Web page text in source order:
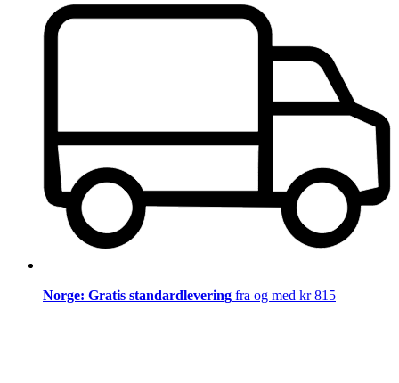
Norge: Gratis standardlevering fra og med kr 815